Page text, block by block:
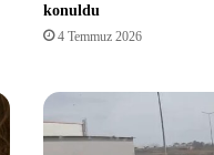
konuldu
4 Temmuz 2026